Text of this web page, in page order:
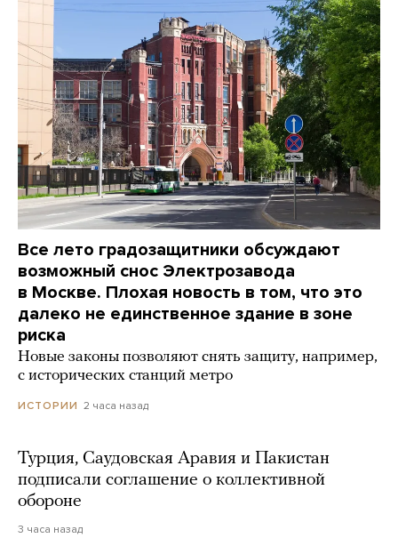
Все лето градозащитники обсуждают
возможный снос Электрозавода
в Москве. Плохая новость в том, что это
далеко не единственное здание в зоне
риска
Новые законы позволяют снять защиту, например,
с исторических станций метро
ИСТОРИИ 2 часа назад
Турция, Саудовская Аравия и Пакистан
подписали соглашение о коллективной
обороне
3 часа назад